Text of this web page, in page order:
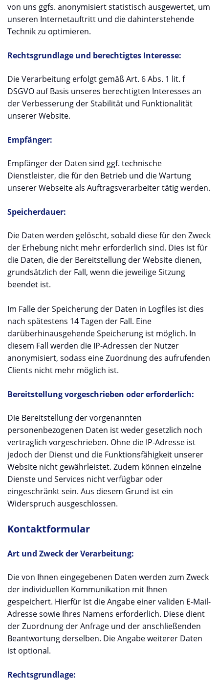
von uns ggfs. anonymisiert statistisch ausgewertet, um
unseren Internetauftritt und die dahinterstehende
Technik zu optimieren.
Rechtsgrundlage und berechtigtes Interesse:
Die Verarbeitung erfolgt gemäß Art. 6 Abs. 1 lit. f
DSGVO auf Basis unseres berechtigten Interesses an
der Verbesserung der Stabilität und Funktionalität
unserer Website.
Empfänger:
Empfänger der Daten sind ggf. technische
Dienstleister, die für den Betrieb und die Wartung
unserer Webseite als Auftragsverarbeiter tätig werden.
Speicherdauer:
Die Daten werden gelöscht, sobald diese für den Zweck
der Erhebung nicht mehr erforderlich sind. Dies ist für
die Daten, die der Bereitstellung der Website dienen,
grundsätzlich der Fall, wenn die jeweilige Sitzung
beendet ist.
Im Falle der Speicherung der Daten in Logfiles ist dies
nach spätestens 14 Tagen der Fall. Eine
darüberhinausgehende Speicherung ist möglich. In
diesem Fall werden die IP-Adressen der Nutzer
anonymisiert, sodass eine Zuordnung des aufrufenden
Clients nicht mehr möglich ist.
Bereitstellung vorgeschrieben oder erforderlich:
Die Bereitstellung der vorgenannten
personenbezogenen Daten ist weder gesetzlich noch
vertraglich vorgeschrieben. Ohne die IP-Adresse ist
jedoch der Dienst und die Funktionsfähigkeit unserer
Website nicht gewährleistet. Zudem können einzelne
Dienste und Services nicht verfügbar oder
eingeschränkt sein. Aus diesem Grund ist ein
Widerspruch ausgeschlossen.
Kontaktformular
Art und Zweck der Verarbeitung:
Die von Ihnen eingegebenen Daten werden zum Zweck
der individuellen Kommunikation mit Ihnen
gespeichert. Hierfür ist die Angabe einer validen E-Mail-
Adresse sowie Ihres Namens erforderlich. Diese dient
der Zuordnung der Anfrage und der anschließenden
Beantwortung derselben. Die Angabe weiterer Daten
ist optional.
Rechtsgrundlage: